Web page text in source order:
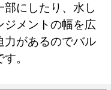
にしたり、水し
ジメントの幅を広
力があるのでバル
。